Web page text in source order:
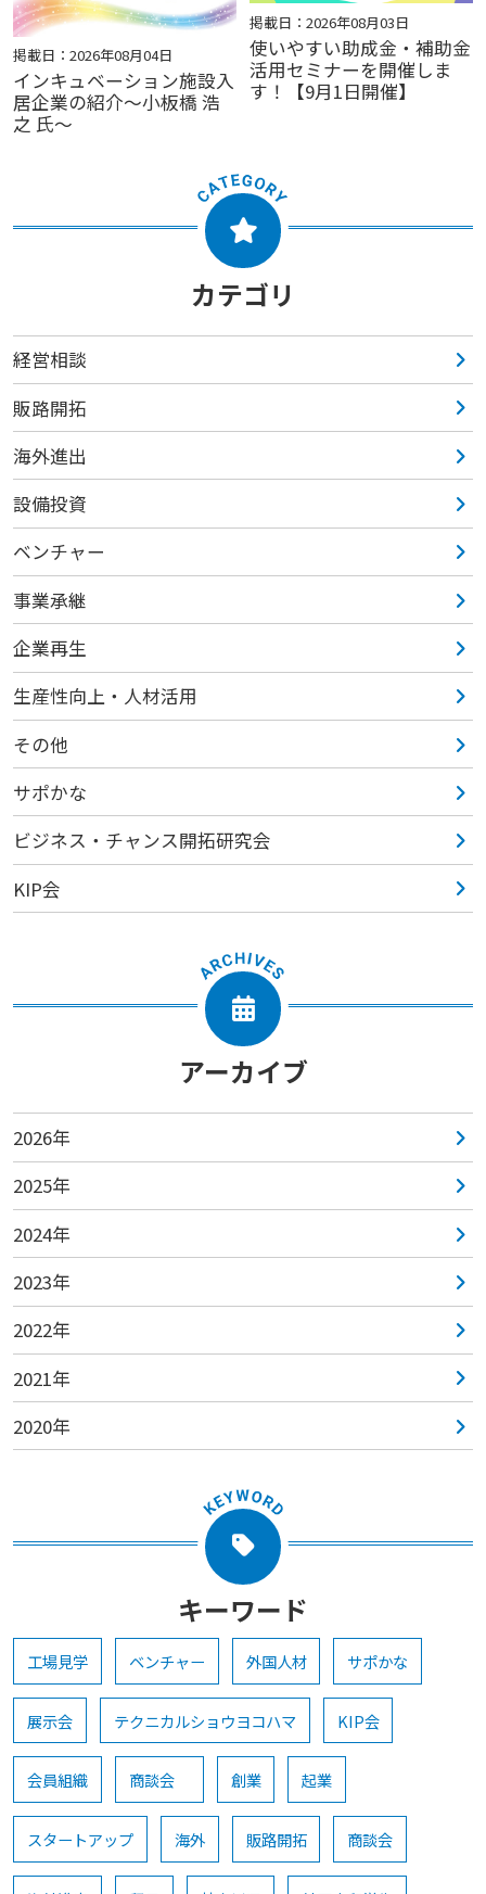
掲載日：2026年08月04日
インキュベーション施設入
居企業の紹介～小板橋 浩
之 氏～
掲載日：2026年08月03日
使いやすい助成金・補助金
活用セミナーを開催しま
す！【9月1日開催】
カテゴリ
経営相談
販路開拓
海外進出
設備投資
ベンチャー
事業承継
企業再生
生産性向上・人材活用
その他
サポかな
ビジネス・チャンス開拓研究会
KIP会
アーカイブ
2026年
2025年
2024年
2023年
2022年
2021年
2020年
キーワード
工場見学 ベンチャー 外国人材 サポかな
展示会 テクニカルショウヨコハマ KIP会
会員組織 商談会 創業 起業
スタートアップ 海外 販路開拓 商談会